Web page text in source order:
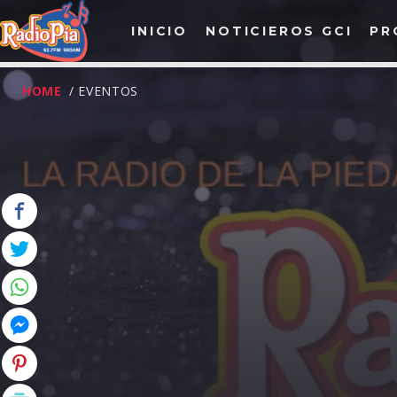
INICIO NOTICIEROS GCI
ENTRADAS RECIENTES
ENTREVISTA CON GRUPO PRIMER GRADO
ENTREVISTA GRUPO DETALLE DE BETO
ENTREVISTA CON GRUPO LA HERENCIA
ENTREVISTA CON BANDA TIERRA ARTESANAL
HOME / EVENTOS